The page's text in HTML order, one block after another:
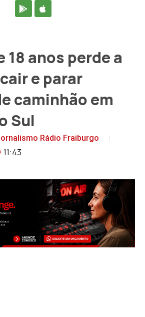
anos perde a
e parar
caminhão em
Sul
Rádio Fraiburgo
11:43